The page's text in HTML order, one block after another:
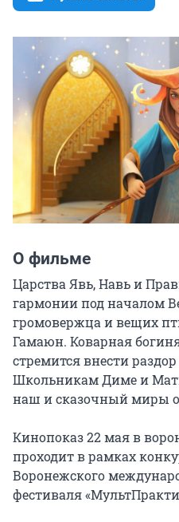
О фильме
Царства Явь, Навь и
гармонии под началом
громовержца и вещих
Гамаюн. Коварная
стремится внести
Школьникам Диме и
наш и сказочный миры
Кинопоказ 22 мая в
проходит в рамках
Воронежского
фестиваля